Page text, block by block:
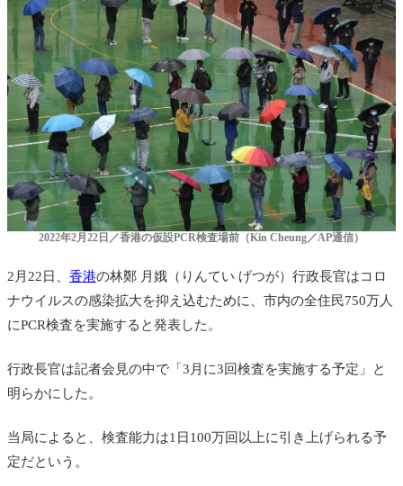
2022年2月22日／香港の仮設PCR検査場前（Kin Cheung／AP通信）
2月22日、 香港の林鄭 月娥（りんてい げつが）行政長官はコロ
ナウイルスの感染拡大を抑え込むために、市内の全住民750万人
にPCR検査を実施すると発表した。
行政長官は記者会見の中で「3月に3回検査を実施する予定」と
明らかにした。
当局によると、検査能力は1日100万回以上に引き上げられる予
定だという。